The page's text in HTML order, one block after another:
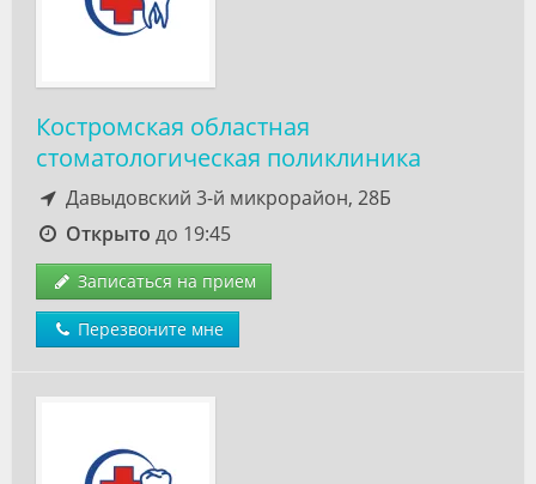
Костромская областная
стоматологическая поликлиника
Давыдовский 3-й микрорайон, 28Б
Открыто до 19:45
Записаться на прием
Перезвоните мне